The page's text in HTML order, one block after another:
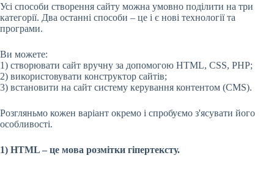
Усі способи створення сайту можна умовно поділити на три
категорії. Два останні способи – це і є нові технології та
програми.
Ви можете:
1) створювати сайт вручну за допомогою HTML, CSS, PHP;
2) використовувати конструктор сайтів;
3) встановити на сайт систему керування контентом (CMS).
Розгляньмо кожен варіант окремо і спробуємо з'ясувати його
особливості.
1) HTML – це мова розмітки гіпертексту.